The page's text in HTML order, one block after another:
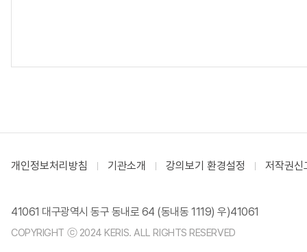
개인정보처리방침 기관소개 강의보기 환경설정 저작권신
41061 대구광역시 동구 동내로 64 (동내동 1119) 우)41061
COPYRIGHT ⓒ 2024 KERIS. ALL RIGHTS RESERVED